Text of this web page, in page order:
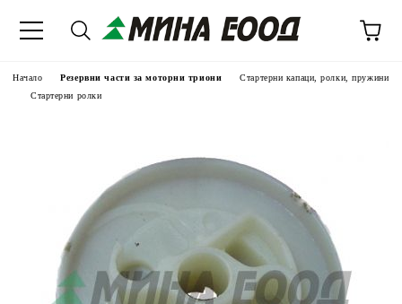
Начало Резервни части за моторни триони
Стартерни капаци, ролки, пружини
Стартерни ролки